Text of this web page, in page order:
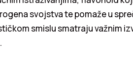
svojstva te pomaže u
smislu smatraju važnim